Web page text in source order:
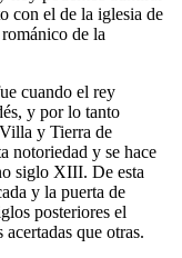
con el de la iglesia de
de la
cuando el rey
y por lo tanto
y Tierra de
notoriedad y se hace
siglo XIII. De esta
y la puerta de
posteriores el
que otras.